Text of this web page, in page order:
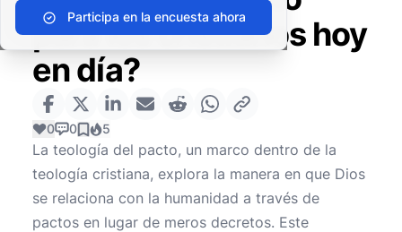
Participa en la encuesta ahora
para los cristianos hoy
en día?
0 0 5
La teología del pacto, un marco dentro de la
teología cristiana, explora la manera en que Dios
se relaciona con la humanidad a través de
pactos en lugar de meros decretos. Este